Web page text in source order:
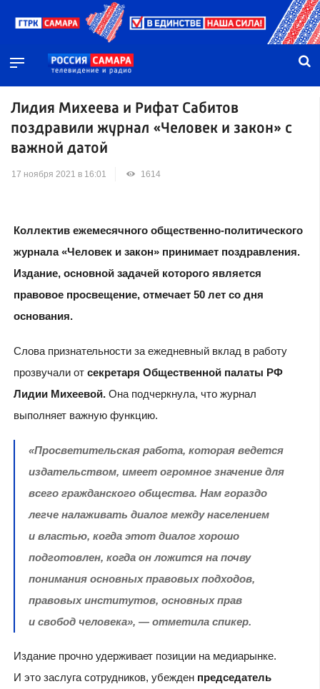
Лидия Михеева и Рифат Сабитов
поздравили журнал «Человек и закон» с
важной датой
17 ноября 2021 в 16:01 1614
Коллектив ежемесячного общественно-политического
журнала «Человек и закон» принимает поздравления.
Издание, основной задачей которого является
правовое просвещение, отмечает 50 лет со дня
основания.
Слова признательности за ежедневный вклад в работу
прозвучали от секретаря Общественной палаты РФ
Лидии Михеевой.Она подчеркнула, что журнал
выполняет важную функцию.
«Просветительская работа, которая ведется
издательством, имеет огромное значение для
всего гражданского общества. Нам гораздо
легче налаживать диалог между населением
и властью, когда этот диалог хорошо
подготовлен, когда он ложится на почву
понимания основных правовых подходов,
правовых институтов, основных прав
и свобод человека», — отметила спикер.
Издание прочно удерживает позиции на медиарынке.
И это заслуга сотрудников, убежден председатель